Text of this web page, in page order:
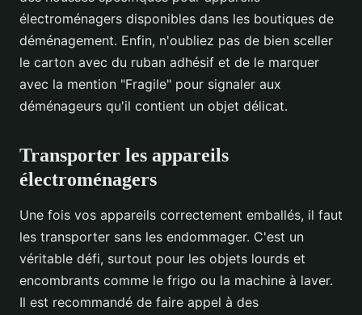
électroménagers disponibles dans les boutiques de
déménagement. Enfin, n'oubliez pas de bien sceller
le carton avec du ruban adhésif et de le marquer
avec la mention "Fragile" pour signaler aux
déménageurs qu'il contient un objet délicat.
Transporter les appareils
électroménagers
Une fois vos appareils correctement emballés, il faut
les transporter sans les endommager. C'est un
véritable défi, surtout pour les objets lourds et
encombrants comme le frigo ou la machine à laver.
Il est recommandé de faire appel à des